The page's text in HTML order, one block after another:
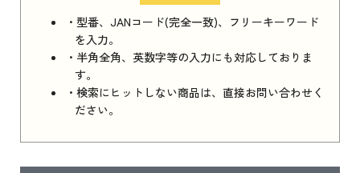
・型番、JANコード(完全一致)、フリーキーワード
を入力。
・半角全角、英数字等の入力にも対応しておりま
す。
・検索にヒットしない商品は、直接お問い合わせく
ださい。
iPhone 16e シリーズ 2025 新品買取価格はこち
ら
iPad 11インチ 2025年春モデル
はこちら